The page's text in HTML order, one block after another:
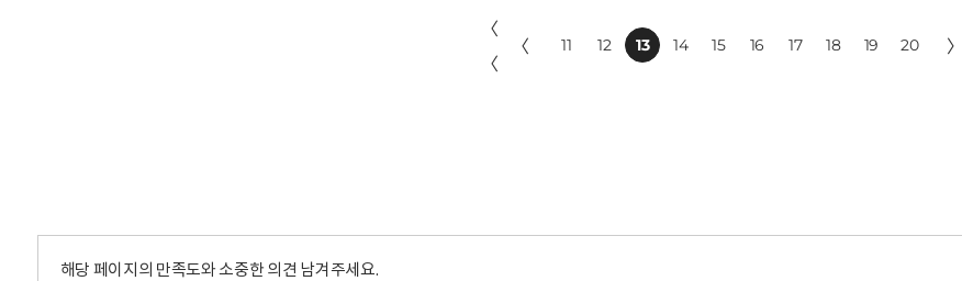
〈
〈
〈 11 12 13 14 15 16 17 18 19 20 〉
해당 페이지의 만족도와 소중한 의견 남겨주세요.